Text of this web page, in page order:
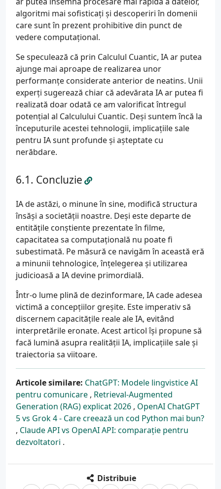
algoritmi mai sofisticați și descoperiri în domenii
care sunt în prezent prohibitive din punct de
vedere computațional.
Se speculează că prin Calculul Cuantic, IA ar putea
ajunge mai aproape de realizarea unor
performanțe considerate anterior de neatins. Unii
experți sugerează chiar că adevărata IA ar putea fi
realizată doar odată ce am valorificat întregul
potențial al Calculului Cuantic. Deși suntem încă la
începuturile acestei tehnologii, implicațiile sale
pentru IA sunt profunde și așteptate cu
nerăbdare.
Concluzie
IA de astăzi, o minune în sine, modifică structura
însăși a societății noastre. Deși este departe de
entitățile conștiente prezentate în filme,
capacitatea sa computațională nu poate fi
subestimată. Pe măsură ce navigăm în această eră
a minunii tehnologice, înțelegerea și utilizarea
judicioasă a IA devine primordială.
Într-o lume plină de dezinformare, IA cade adesea
victimă a concepțiilor greșite. Este imperativ să
discernem capacitățile reale ale IA, evitând
interpretările eronate. Acest articol își propune să
facă lumină asupra realității IA, implicațiile sale și
traiectoria sa viitoare.
Articole similare: ChatGPT: Modele lingvistice AI
pentru comunicare , Retrieval-Augmented
Generation (RAG) explicat 2026 , OpenAI ChatGPT
5 vs Grok 4 - Care creează un cod Python mai bun?
, Claude API vs OpenAI API: comparație pentru
dezvoltatori .
Distribuie